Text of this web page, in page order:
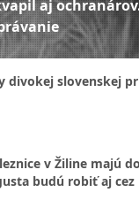
aj
divokej slovenskej
v Žiline majú
budú robiť aj cez